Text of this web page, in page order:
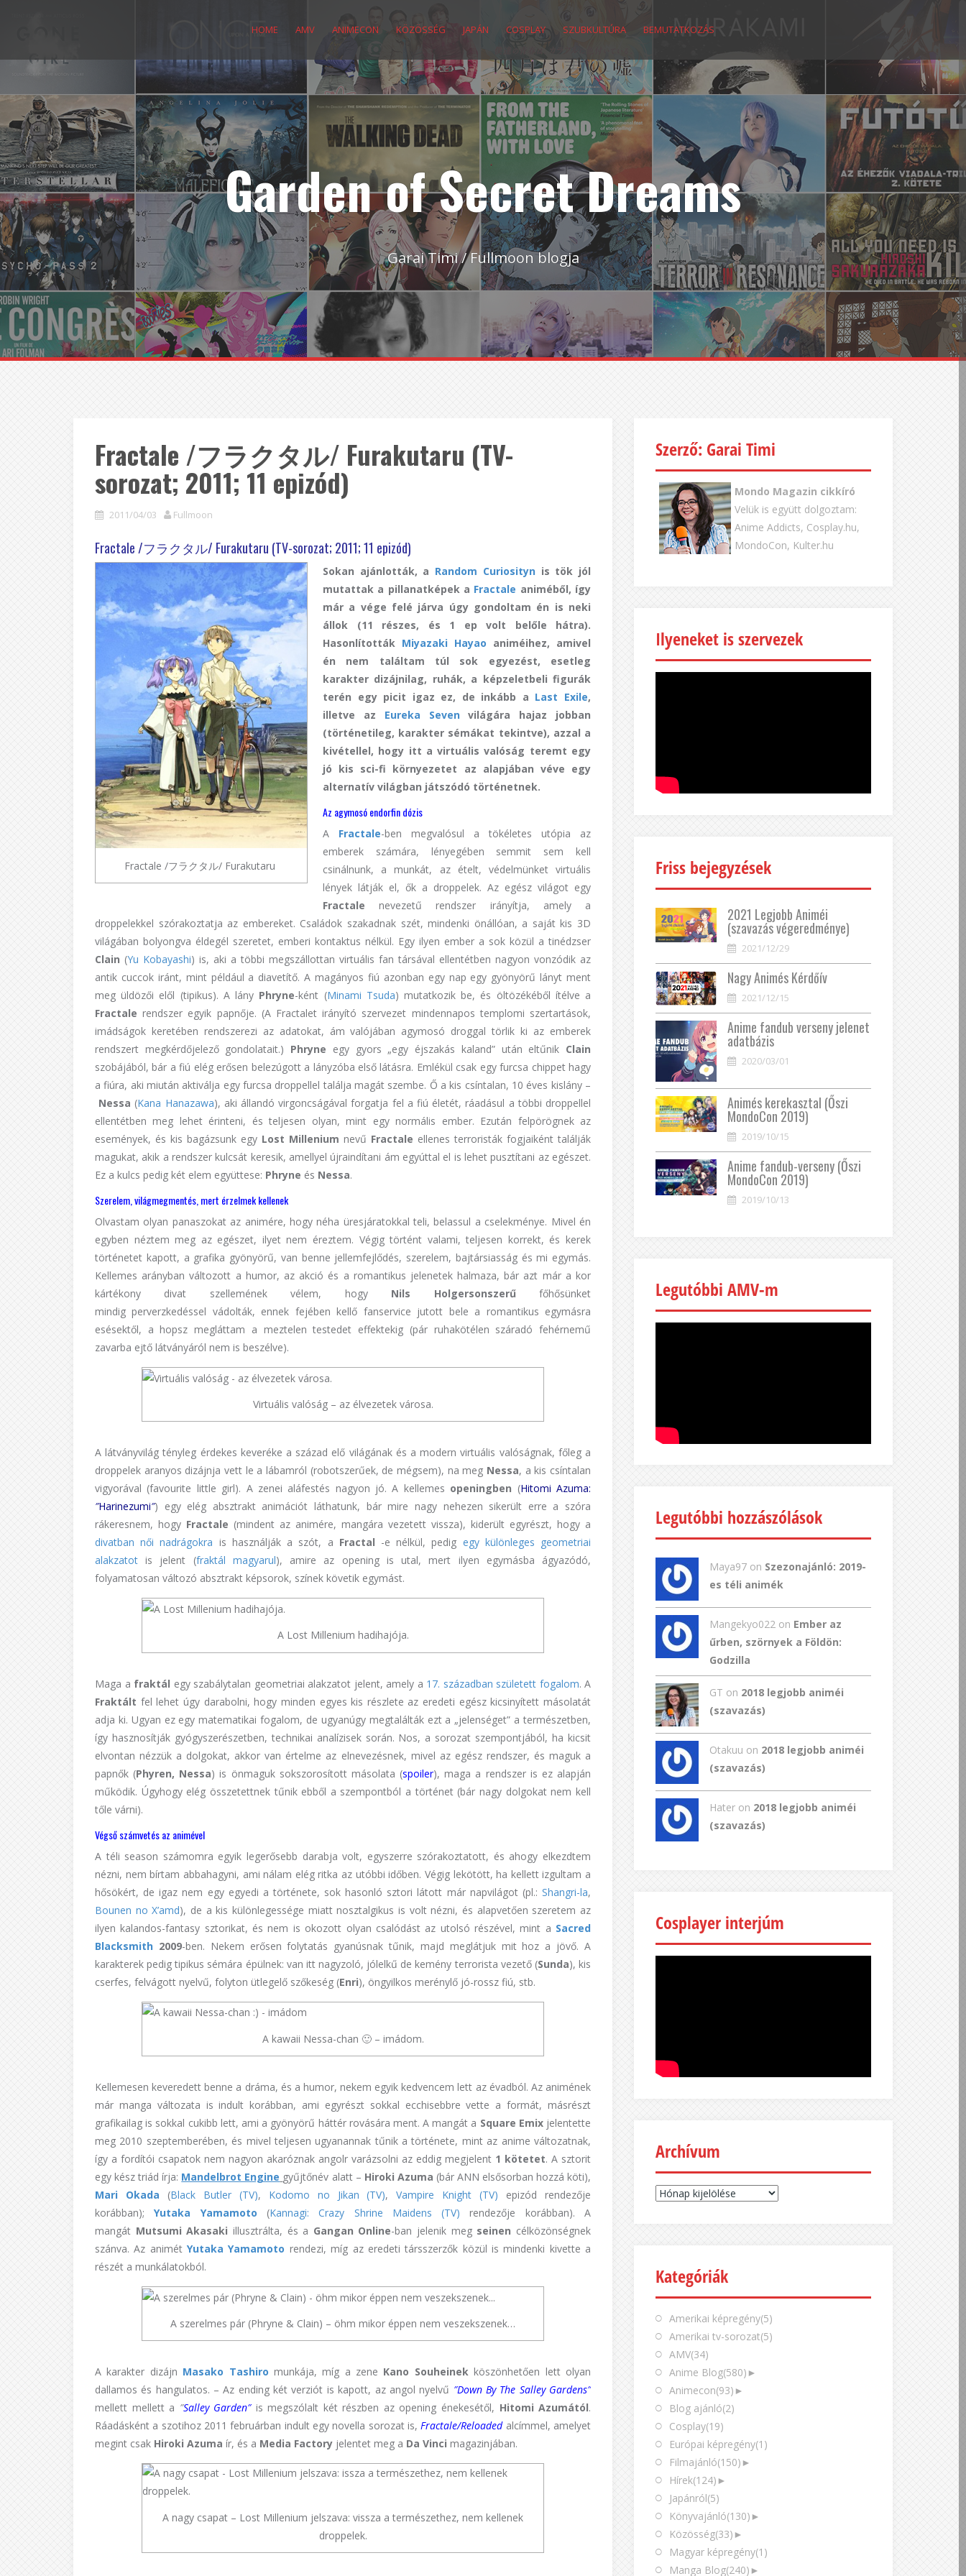
HOME AMV ANIMECON KÖZÖSSÉG JAPÁN COSPLAY SZUBKULTÚRA BEMUTATKOZÁS
Garden of Secret Dreams
Garai Timi / Fullmoon blogja
Fractale /フラクタル/ Furakutaru (TV-
sorozat; 2011; 11 epizód)
2011/04/03 Fullmoon
Fractale /フラクタル/ Furakutaru (TV-sorozat; 2011; 11 epizód)
Fractale /フラクタル/ Furakutaru
Sokan ajánlották, a Random Curiositynis tök jól
mutattak a pillanatképek a Fractale animéből, így
már a vége felé járva úgy gondoltam én is neki
állok (11 részes, és 1 ep volt belőle hátra).
Hasonlították Miyazaki Hayao animéihez, amivel
én nem találtam túl sok egyezést, esetleg
karakter dizájnilag, ruhák, a képzeletbeli figurák
terén egy picit igaz ez, de inkább a Last Exile,
illetve az Eureka Sevenvilágára hajaz jobban
(történetileg, karakter sémákat tekintve), azzal a
kivétellel, hogy itt a virtuális valóság teremt egy
jó kis sci-fi környezetet az alapjában véve egy
alternatív világban játszódó történetnek.
Az agymosó endorfin dózis
A Fractale-ben megvalósul a tökéletes utópia az
emberek számára, lényegében semmit sem kell
csinálnunk, a munkát, az ételt, védelmünket virtuális
lények látják el, ők a droppelek. Az egész világot egy
Fractalenevezetű rendszer irányítja, amely a
droppelekkel szórakoztatja az embereket. Családok szakadnak szét, mindenki önállóan, a saját kis 3D
világában bolyongva éldegél szeretet, emberi kontaktus nélkül. Egy ilyen ember a sok közül a tinédzser
Clain (Yu Kobayashi) is, aki a többi megszállottan virtuális fan társával ellentétben nagyon vonzódik az
antik cuccok iránt, mint például a diavetítő. A magányos fiú azonban egy nap egy gyönyörű lányt ment
meg üldözői elől (tipikus). A lány Phryne-ként (Minami Tsuda) mutatkozik be, és öltözékéből ítélve a
Fractalerendszer egyik papnője. (A Fractalet irányító szervezet mindennapos templomi szertartások,
imádságok keretében rendszerezi az adatokat, ám valójában agymosó droggal törlik ki az emberek
rendszert megkérdőjelező gondolatait.) Phryne egy gyors „egy éjszakás kaland” után eltűnik Clain
szobájából, bár a fiú elég erősen belezúgott a lányzóba első látásra. Emlékül csak egy furcsa chippet hagy
a fiúra, aki miután aktiválja egy furcsa droppellel találja magát szembe. Ő a kis csíntalan, 10 éves kislány –
Nessa (Kana Hanazawa), aki állandó virgoncságával forgatja fel a fiú életét, ráadásul a többi droppellel
ellentétben meg lehet érinteni, és teljesen olyan, mint egy normális ember. Ezután felpörögnek az
események, és kis bagázsunk egy Lost Millenium nevű Fractale ellenes terroristák fogjaiként találják
magukat, akik a rendszer kulcsát keresik, amellyel újraindítani ám egyúttal el is lehet pusztítani az egészet.
Ez a kulcs pedig két elem együttese: Phryne és Nessa.
Szerelem, világmegmentés, mert érzelmek kellenek
Olvastam olyan panaszokat az animére, hogy néha üresjáratokkal teli, belassul a cselekménye. Mivel én
egyben néztem meg az egészet, ilyet nem éreztem. Végig történt valami, teljesen korrekt, és kerek
történetet kapott, a grafika gyönyörű, van benne jellemfejlődés, szerelem, bajtársiasság és mi egymás.
Kellemes arányban változott a humor, az akció és a romantikus jelenetek halmaza, bár azt már a kor
kártékony divat szellemének vélem, hogy Nils Holgersonszerűfőhősünket
mindig perverzkedéssel vádolták, ennek fejében kellő fanservice jutott bele a romantikus egymásra
esésektől, a hopsz megláttam a meztelen testedet effektekig (pár ruhakötélen száradó fehérnemű
zavarba ejtő látványáról nem is beszélve).
Virtuális valóság – az élvezetek városa.
A látványvilág tényleg érdekes keveréke a század elő világának és a modern virtuális valóságnak, főleg a
droppelek aranyos dizájnja vett le a lábamról (robotszerűek, de mégsem), na meg Nessa, a kis csíntalan
vigyorával (favourite little girl). A zenei aláfestés nagyon jó. A kellemes openingben (Hitomi Azuma:
″Harinezumi″) egy elég absztrakt animációt láthatunk, bár mire nagy nehezen sikerült erre a szóra
rákeresnem, hogy Fractale (mindent az animére, mangára vezetett vissza), kiderült egyrészt, hogy a
divatban női nadrágokra is használják a szót, a Fractal -e nélkül, pedig egy különleges geometriai
alakzatot is jelent (fraktál magyarul), amire az opening is utal, mert ilyen egymásba ágyazódó,
folyamatosan változó absztrakt képsorok, színek követik egymást.
A Lost Millenium hadihajója.
Maga a fraktál egy szabálytalan geometriai alakzatot jelent, amely a 17. században született fogalom. A
Fraktált fel lehet úgy darabolni, hogy minden egyes kis részlete az eredeti egész kicsinyített másolatát
adja ki. Ugyan ez egy matematikai fogalom, de ugyanúgy megtalálták ezt a „jelenséget” a természetben,
így hasznosítják gyógyszerészetben, technikai analízisek során. Nos, a sorozat szempontjából, ha kicsit
elvontan nézzük a dolgokat, akkor van értelme az elnevezésnek, mivel az egész rendszer, és maguk a
papnők (Phyren, Nessa) is önmaguk sokszorosított másolata (spoiler), maga a rendszer is ez alapján
működik. Úgyhogy elég összetettnek tűnik ebből a szempontból a történet (bár nagy dolgokat nem kell
tőle várni).
Végső számvetés az animével
A téli season számomra egyik legerősebb darabja volt, egyszerre szórakoztatott, és ahogy elkezdtem
nézni, nem bírtam abbahagyni, ami nálam elég ritka az utóbbi időben. Végig lekötött, ha kellett izgultam a
hősökért, de igaz nem egy egyedi a története, sok hasonló sztori látott már napvilágot (pl.: Shangri-la,
Bounen no X’amd), de a kis különlegessége miatt nosztalgikus is volt nézni, és alapvetően szeretem az
ilyen kalandos-fantasy sztorikat, és nem is okozott olyan csalódást az utolsó részével, mint a Sacred
Blacksmith 2009-ben. Nekem erősen folytatás gyanúsnak tűnik, majd meglátjuk mit hoz a jövő. A
karakterek pedig tipikus sémára épülnek: van itt nagyzoló, jólelkű de kemény terrorista vezető (Sunda), kis
cserfes, felvágott nyelvű, folyton ütlegelő szőkeség (Enri), öngyilkos merénylő jó-rossz fiú, stb.
A kawaii Nessa-chan 🙂 – imádom.
Kellemesen keveredett benne a dráma, és a humor, nekem egyik kedvencem lett az évadból. Az animének
már manga változata is indult korábban, ami egyrészt sokkal ecchisebbre vette a formát, másrészt
grafikailag is sokkal cukibb lett, ami a gyönyörű háttér rovására ment. A mangát a Square Emix jelentette
meg 2010 szeptemberében, és mivel teljesen ugyanannak tűnik a története, mint az anime változatnak,
így a fordítói csapatok nem nagyon akaróznak angolr varázsolni az eddig megjelent 1 kötetet. A sztorit
egy kész triád írja: Mandelbrot Engine gyűjtőnév alatt – Hiroki Azuma (bár ANN elsősorban hozzá köti),
Mari Okada (Black Butler (TV), Kodomo no Jikan (TV),Vampire Knight (TV) epizód rendezője
korábban);Yutaka Yamamoto (Kannagi: Crazy Shrine Maidens (TV) rendezője korábban). A
mangát Mutsumi Akasaki illusztrálta, és a Gangan Online-ban jelenik meg seinen célközönségnek
szánva. Az animétYutaka Yamamoto rendezi, míg az eredeti társszerzők közül is mindenki kivette a
részét a munkálatokból.
A szerelmes pár (Phryne & Clain) – öhm mikor éppen nem veszekszenek…
A karakter dizájn Masako Tashiro munkája, míg a zene Kano Souheinekköszönhetően lett olyan
dallamos és hangulatos. – Az ending két verziót is kapott, az angol nyelvű ″Down By The Salley Gardens″
mellett mellett a ″Salley Garden″ is megszólalt két részben az opening énekesétől, Hitomi Azumától.
Ráadásként a szotihoz 2011 februárban indult egy novella sorozat is,Fractale/Reloaded alcímmel, amelyet
megint csak Hiroki Azuma ír, és a Media Factory jelentet meg a Da Vinci magazinjában.
A nagy csapat – Lost Millenium jelszava: vissza a természethez, nem kellenek
droppelek.
Szerző: Garai Timi
Mondo Magazin cikkíró
Velük is együtt dolgoztam:
Anime Addicts, Cosplay.hu,
MondoCon, Kulter.hu
Ilyeneket is szervezek
Friss bejegyzések
2021 Legjobb Animéi
(szavazás végeredménye)
2021/12/29
Nagy Animés Kérdőív
2021/12/15
Anime fandub verseny jelenet
adatbázis
2020/03/01
Animés kerekasztal (Őszi
MondoCon 2019)
2019/10/15
Anime fandub-verseny (Őszi
MondoCon 2019)
2019/10/13
Legutóbbi AMV-m
Legutóbbi hozzászólások
Maya97 on Szezonajánló: 2019-
es téli animék
Mangekyo022 on Ember az
űrben, szörnyek a Földön:
Godzilla
GT on 2018 legjobb animéi
(szavazás)
Otakuu on 2018 legjobb animéi
(szavazás)
Hater on 2018 legjobb animéi
(szavazás)
Cosplayer interjúm
Archívum
Archívum
Kategóriák
Amerikai képregény(5)
Amerikai tv-sorozat(5)
AMV(34)
Anime Blog(580) ►
Animecon(93) ►
Blog ajánló(2)
Cosplay(19)
Európai képregény(1)
Filmajánló(150) ►
Hírek(124) ►
Japánról(5)
Könyvajánló(130) ►
Közösség(33) ►
Magyar képregény(1)
Manga Blog(240) ►